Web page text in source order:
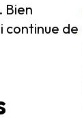
Bien
continue de